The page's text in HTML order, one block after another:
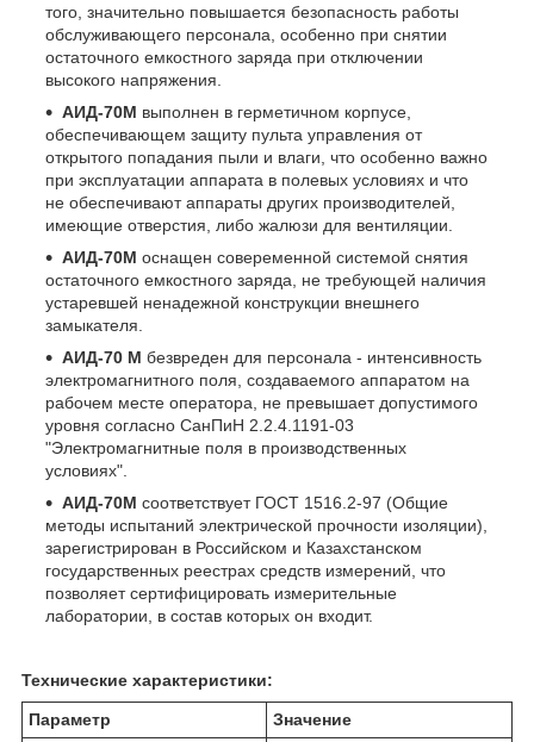
того, значительно повышается безопасность работы
обслуживающего персонала, особенно при снятии
остаточного емкостного заряда при отключении
высокого напряжения.
АИД-70М выполнен в герметичном корпусе,
обеспечивающем защиту пульта управления от
открытого попадания пыли и влаги, что особенно важно
при эксплуатации аппарата в полевых условиях и что
не обеспечивают аппараты других производителей,
имеющие отверстия, либо жалюзи для вентиляции.
АИД-70М оснащен совеременной системой снятия
остаточного емкостного заряда, не требующей наличия
устаревшей ненадежной конструкции внешнего
замыкателя.
АИД-70 М безвреден для персонала - интенсивность
электромагнитного поля, создаваемого аппаратом на
рабочем месте оператора, не превышает допустимого
уровня согласно СанПиН 2.2.4.1191-03
"Электромагнитные поля в производственных
условиях".
АИД-70М соответствует ГОСТ 1516.2-97 (Общие
методы испытаний электрической прочности изоляции),
зарегистрирован в Российском и Казахстанском
государственных реестрах средств измерений, что
позволяет сертифицировать измерительные
лаборатории, в состав которых он входит.
Технические характеристики:
Параметр
Значение